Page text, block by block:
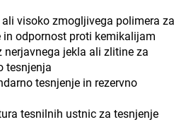
ali visoko zmogljivega polimera za
in odpornost proti kemikalijam
nerjavnega jekla ali zlitine za
tesnjenja
tesnjenje in rezervno
tesnilnih ustnic za tesnjenje